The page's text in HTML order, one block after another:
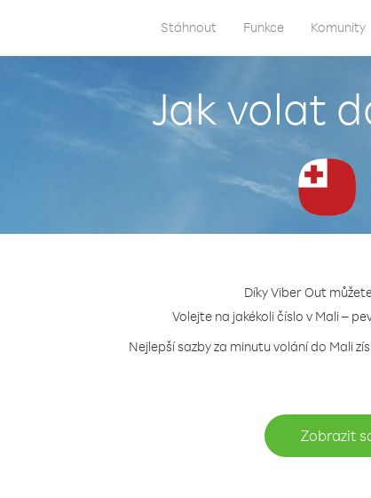
Stáhnout Funkce Komunity
Jak volat
Díky Viber Out
Volejte na jakékoli číslo v Mali –
Nejlepší sazby za minutu volání do Mali
Zobrazit